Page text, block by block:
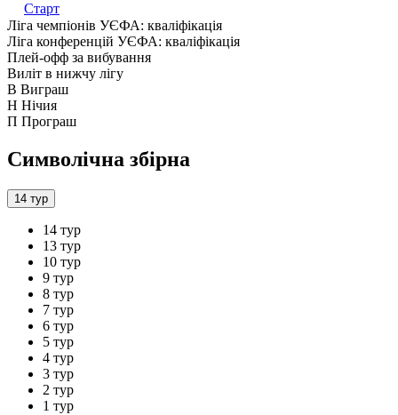
Старт
Ліга чемпіонів УЄФА: кваліфікація
Ліга конференцій УЄФА: кваліфікація
Плей-офф за вибування
Виліт в нижчу лігу
В Виграш
Н Нічия
П Програш
Символічна збірна
14 тур
14 тур
13 тур
10 тур
9 тур
8 тур
7 тур
6 тур
5 тур
4 тур
3 тур
2 тур
1 тур